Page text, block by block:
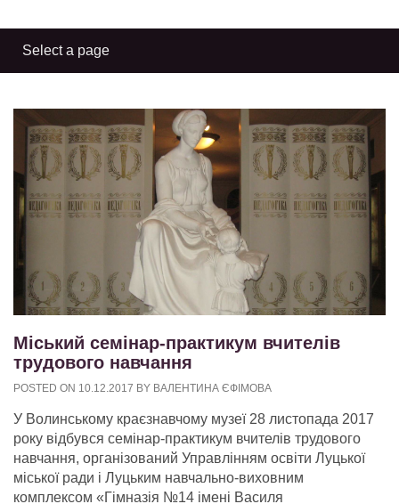
Міський семінар-практикум вчителів
трудового навчання
POSTED ON 10.12.2017 BY ВАЛЕНТИНА ЄФІМОВА
У Волинському краєзнавчому музеї 28 листопада 2017
року відбувся семінар-практикум вчителів трудового
навчання, організований Управлінням освіти Луцької
міської ради і Луцьким навчально-виховним
комплексом «Гімназія №14 імені Василя